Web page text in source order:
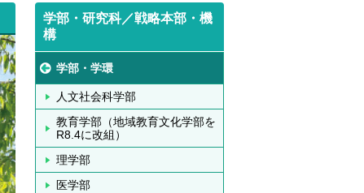
学部・研究科／戦略本部・機
構
学部・学環
人文社会科学部
教育学部（地域教育文化学部を
R8.4に改組）
理学部
医学部